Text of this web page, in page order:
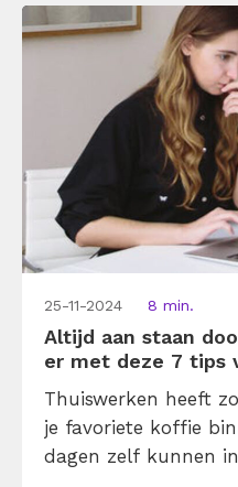
het je om jouw
te vergroten. En
25-11-2024 8 min.
Altijd aan staan
er met deze 7 tips
Thuiswerken heeft
je favoriete koffie
dagen zelf kunnen